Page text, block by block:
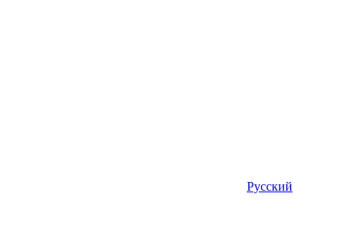
Русский